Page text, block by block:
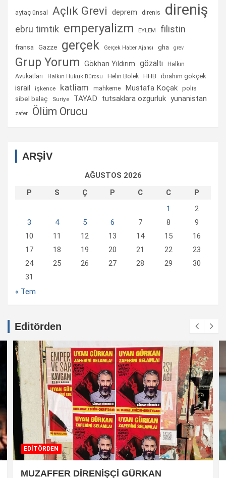
aytaç ünsal Açlık Grevi deprem direnis direniş
ebru timtik emperyalizm EYLEM filistin
fransa Gazze gerçek Gerçek Haber Ajansı gha grev
Grup Yorum Gökhan Yıldırım gözaltı
Halkın
Avukatları
Halkın Hukuk Bürosu Helin Bölek HHB ibrahim gökçek
israil işkence katliam mahkeme Mustafa Koçak polis
sibel balaç Suriye TAYAD tutsaklara ozgurluk yunanistan
zafer Ölüm Orucu
ARŞİV
AĞUSTOS 2026
P
S Ç P C C
P
1
2
3
4 5 6 7 8
9
10
11 12 13 14 15
16
17
18 19 20 21 22
23
24
25 26 27 28 29
30
31
« Tem
Editörden
EDİTÖRDEN
MUZAFFER DİRENİŞÇİ GÜRKAN